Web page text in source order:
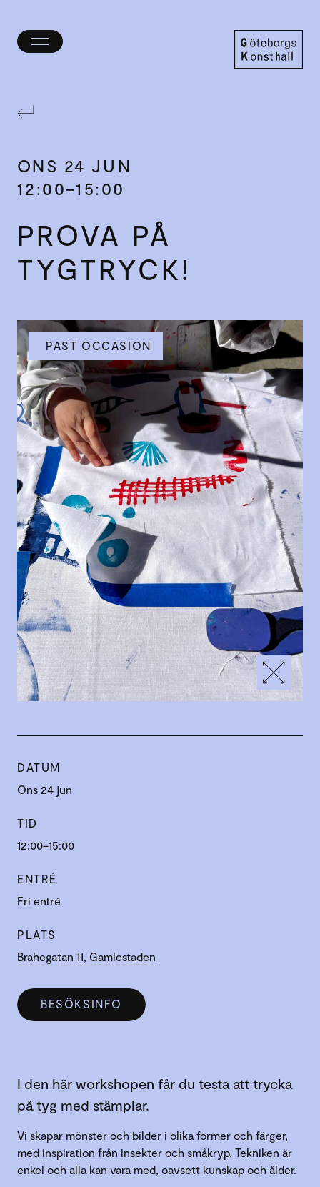
Öppna/stäng
ONS 24 JUN
12:00–15:00
PROVA PÅ
TYGTRYCK!
DATUM
Ons 24 jun
TID
12:00–15:00
ENTRÉ
Fri entré
PLATS
Brahegatan 11, Gamlestaden
BESÖKSINFO
PAST OCCASION
I den här workshopen får du testa att trycka
på tyg med stämplar.
Vi skapar mönster och bilder i olika former och färger,
med inspiration från insekter och småkryp. Tekniken är
enkel och alla kan vara med, oavsett kunskap och ålder.